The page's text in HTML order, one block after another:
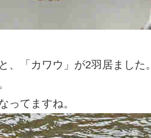
、「カワウ」が2羽居ました。
ってますね。